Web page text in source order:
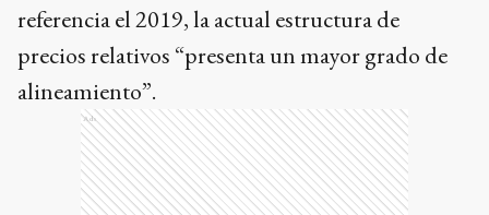
referencia el 2019, la actual estructura de
precios relativos “presenta un mayor grado de
alineamiento”.
Ads